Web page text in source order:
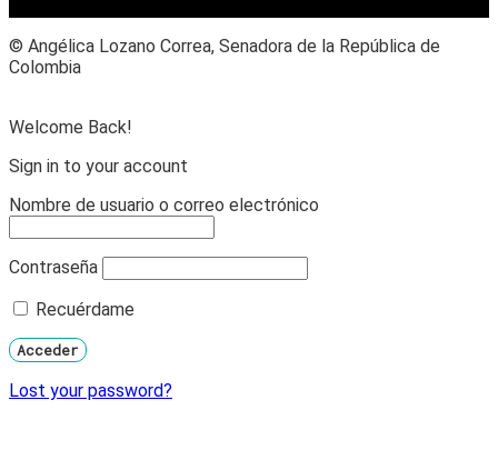
© Angélica Lozano Correa, Senadora de la República de
Colombia
Welcome Back!
Sign in to your account
Nombre de usuario o correo electrónico
Contraseña
Recuérdame
Lost your password?